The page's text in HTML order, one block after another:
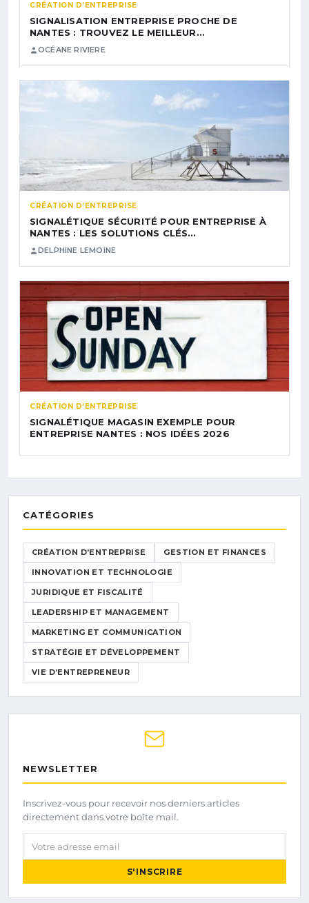
CRÉATION D’ENTREPRISE
SIGNALISATION ENTREPRISE PROCHE DE
NANTES : TROUVEZ LE MEILLEUR…
OCÉANE RIVIERE
CRÉATION D’ENTREPRISE
SIGNALÉTIQUE SÉCURITÉ POUR ENTREPRISE À
NANTES : LES SOLUTIONS CLÉS…
DELPHINE LEMOINE
CRÉATION D’ENTREPRISE
SIGNALÉTIQUE MAGASIN EXEMPLE POUR
ENTREPRISE NANTES : NOS IDÉES 2026
CATÉGORIES
CRÉATION D’ENTREPRISE GESTION ET FINANCES
INNOVATION ET TECHNOLOGIE
JURIDIQUE ET FISCALITÉ
LEADERSHIP ET MANAGEMENT
MARKETING ET COMMUNICATION
STRATÉGIE ET DÉVELOPPEMENT
VIE D’ENTREPRENEUR
NEWSLETTER
Inscrivez-vous pour recevoir nos derniers articles
directement dans votre boîte mail.
Votre adresse email
S'INSCRIRE